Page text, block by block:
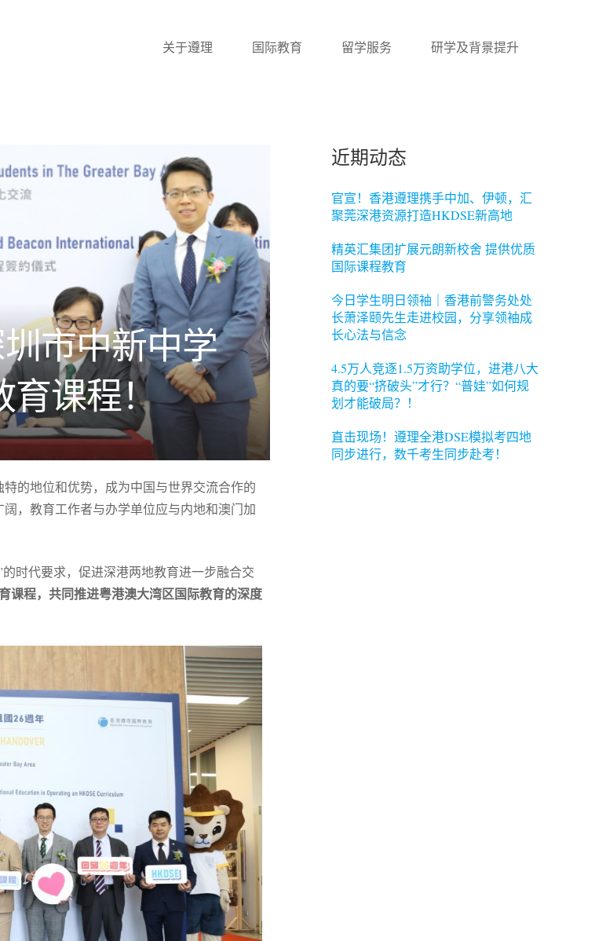
关于遵理 国际教育 留学服务 研学及背景提升
市中新中学
育课程！
的地位和优势，成为中国与世界交流合作的
，教育工作者与办学单位应与内地和澳门加
时代要求，促进深港两地教育进一步融合交
课程，共同推进粤港澳大湾区国际教育的深度
近期动态
官宣！香港遵理携手中加、伊顿，汇
聚莞深港资源打造HKDSE新高地
精英汇集团扩展元朗新校舍 提供优质
国际课程教育
今日学生明日领袖｜香港前警务处处
长萧泽颐先生走进校园，分享领袖成
长心法与信念
4.5万人竞逐1.5万资助学位，进港八大
真的要“挤破头”才行？“普娃”如何规
划才能破局？！
直击现场！遵理全港DSE模拟考四地
同步进行，数千考生同步赴考！